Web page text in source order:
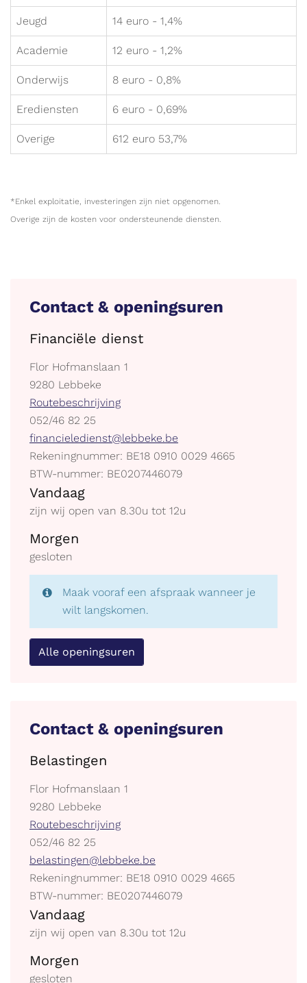
Jeugd 14 euro - 1,4%
Academie 12 euro - 1,2%
Onderwijs 8 euro - 0,8%
Erediensten 6 euro - 0,69%
Overige 612 euro 53,7%
*Enkel exploitatie, investeringen zijn niet opgenomen.
Overige zijn de kosten voor ondersteunende diensten.
Contact & openingsuren
Financiële dienst
Adres
Flor Hofmanslaan 1
,
9280 Lebbeke
Stratenplan
Routebeschrijving
tel.
052/46 82 25
E-
mail
financieledienst@lebbeke.be
Ondernemingsnummer
Rekeningnummer: BE18 0910 0029 4665
BTW
BE
BTW-nummer: BE0207446079
Openingsuren
Vandaag
zijn wij open van 8.30u tot 12u
Morgen
gesloten
Maak vooraf een afspraak wanneer je
wilt langskomen.
Alle openingsuren
Contact & openingsuren
Belastingen
Adres
Flor Hofmanslaan 1
,
9280 Lebbeke
Stratenplan
Routebeschrijving
tel.
052/46 82 25
E-
mail
belastingen@lebbeke.be
Ondernemingsnummer
Rekeningnummer: BE18 0910 0029 4665
BTW
BE
BTW-nummer: BE0207446079
Openingsuren
Vandaag
zijn wij open van 8.30u tot 12u
Morgen
gesloten